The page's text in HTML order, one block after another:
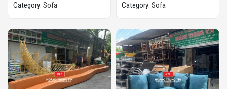
Category: Sofa Category: Sofa